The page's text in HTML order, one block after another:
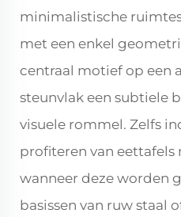
minimalistische
met een enkel
centraal motief op een
steunvlak een subtiele
visuele rommel. Zelfs
profiteren van
wanneer deze worden
basissen van ruw staal